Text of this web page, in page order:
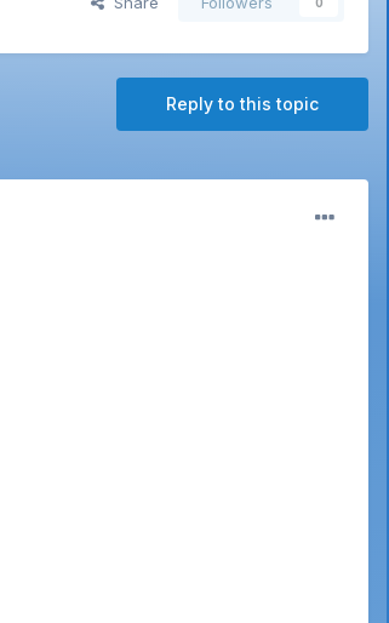
Reply to this topic